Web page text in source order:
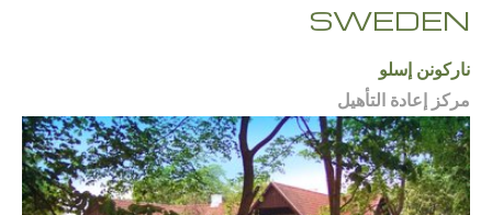
SWEDEN
ناركونن إسلو
مركز إعادة التأهيل